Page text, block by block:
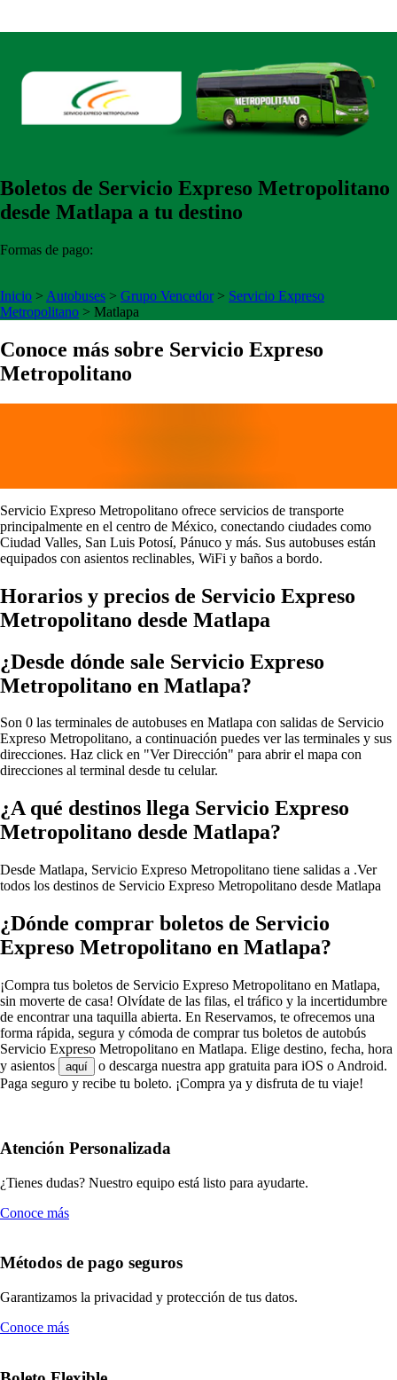
Boletos de Servicio Expreso Metropolitano
desde Matlapa a tu destino
Formas de pago:
Inicio > Autobuses > Grupo Vencedor> Servicio Expreso
Metropolitano > Matlapa
Conoce más sobre Servicio Expreso
Metropolitano
Servicio Expreso Metropolitano ofrece servicios de transporte
principalmente en el centro de México, conectando ciudades como
Ciudad Valles, San Luis Potosí, Pánuco y más. Sus autobuses están
equipados con asientos reclinables, WiFi y baños a bordo.
Horarios y precios de Servicio Expreso
Metropolitano desde Matlapa
¿Desde dónde sale Servicio Expreso
Metropolitano en Matlapa?
Son 0 las terminales de autobuses en Matlapa con salidas de Servicio
Expreso Metropolitano, a continuación puedes ver las terminales y sus
direcciones. Haz click en "Ver Dirección" para abrir el mapa con
direcciones al terminal desde tu celular.
¿A qué destinos llega Servicio Expreso
Metropolitano desde Matlapa?
Desde Matlapa, Servicio Expreso Metropolitano tiene salidas a .Ver
todos los destinos de Servicio Expreso Metropolitano desde Matlapa
¿Dónde comprar boletos de Servicio
Expreso Metropolitano en Matlapa?
¡Compra tus boletos de Servicio Expreso Metropolitano en Matlapa,
sin moverte de casa! Olvídate de las filas, el tráfico y la incertidumbre
de encontrar una taquilla abierta. En Reservamos, te ofrecemos una
forma rápida, segura y cómoda de comprar tus boletos de autobús
Servicio Expreso Metropolitano en Matlapa. Elige destino, fecha, hora
y asientos
aquí
o descarga nuestra app gratuita para iOS o Android.
Paga seguro y recibe tu boleto. ¡Compra ya y disfruta de tu viaje!
Atención Personalizada
¿Tienes dudas? Nuestro equipo está listo para ayudarte.
Conoce más
Métodos de pago seguros
Garantizamos la privacidad y protección de tus datos.
Conoce más